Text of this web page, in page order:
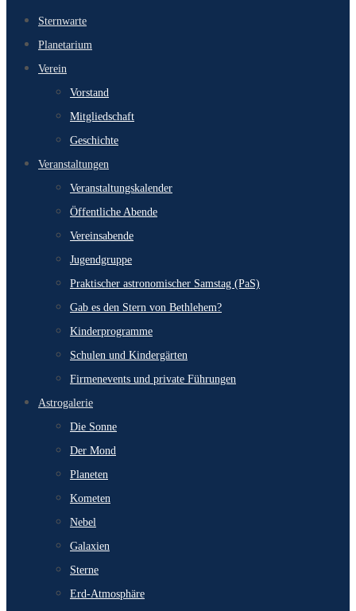
Sternwarte
Planetarium
Verein
Vorstand
Mitgliedschaft
Geschichte
Veranstaltungen
Veranstaltungskalender
Öffentliche Abende
Vereinsabende
Jugendgruppe
Praktischer astronomischer Samstag (PaS)
Gab es den Stern von Bethlehem?
Kinderprogramme
Schulen und Kindergärten
Firmenevents und private Führungen
Astrogalerie
Die Sonne
Der Mond
Planeten
Kometen
Nebel
Galaxien
Sterne
Erd-Atmosphäre